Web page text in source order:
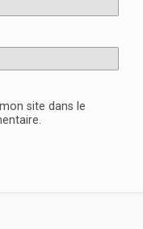
site dans le